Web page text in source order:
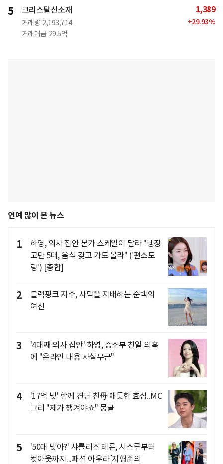
5 크리스탈신소재
거래량 2,193,714
거래대금 29.5억
1,389
+29.93%
연예 많이 본 뉴스
1
하영, 의사 집안 본가 스케일이 달라 "냉장
고만 5대, 음식 갖고 가도 몰라" ('편스토
랑') [종합]
2
블랙핑크 지수, 사막을 지배하는 순백의
여신
3
'4대째 의사 집안' 하영, 증조부 친일 의혹
에 "온라인 내용 사실무근"
4
'17억 빚' 함께 견딘 친母 애틋한 효심..MC
그리 "제가 챙겨야죠" 뭉클
5
'50대 맞아?' 샤를리즈 테론, 시스루부터
컷아웃까지...패션 아우라[지형준의